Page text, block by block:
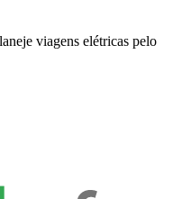
viagens elétricas pelo